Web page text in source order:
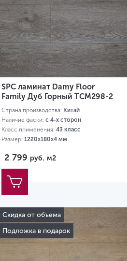
SPC ламинат Damy Floor
Family Дуб Горный TCM298-2
Страна производства: Китай
Наличие фаски: с 4-х сторон
Класс применения: 43 класс
Размер: 1220х180х4 мм
2 799 руб. м2
Скидка от объема
Подложка в подарок